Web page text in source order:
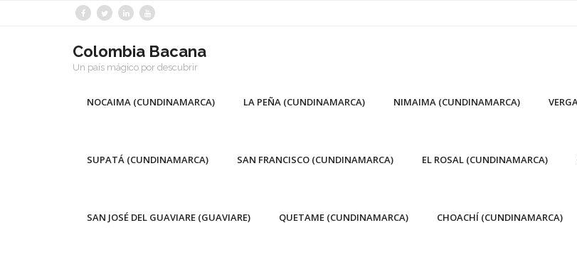
Colombia Bacana
Un país mágico por descubrir
NOCAIMA (CUNDINAMARCA) LA PEÑA (CUNDINAMARCA) NIMAIMA (CUNDINAMARCA)
SUPATÁ (CUNDINAMARCA) SAN FRANCISCO (CUNDINAMARCA) EL ROSAL (CUNDINAMARCA)
SAN JOSÉ DEL GUAVIARE (GUAVIARE) QUETAME (CUNDINAMARCA) CHOACHÍ (CUNDINAMARCA)